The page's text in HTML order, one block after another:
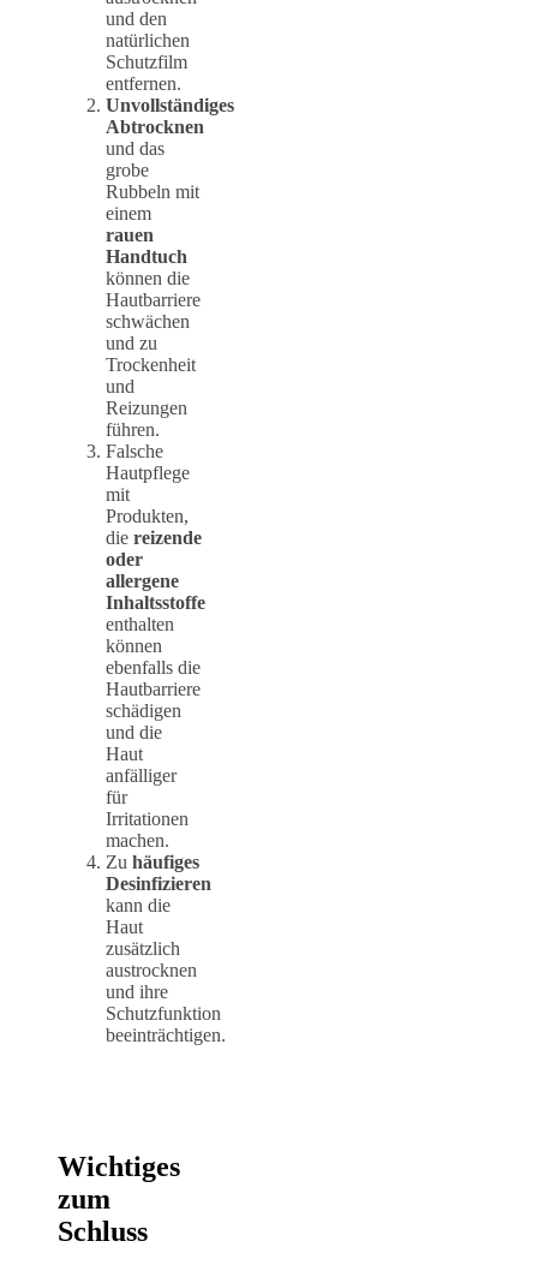
und den
natürlichen
Schutzfilm
entfernen.
Unvollständiges
Abtrocknen
und das
grobe
Rubbeln mit
einem
rauen
Handtuch
können die
Hautbarriere
schwächen
und zu
Trockenheit
und
Reizungen
führen.
Falsche
Hautpflege
mit
Produkten,
die reizende
oder
allergene
Inhaltsstoffe
enthalten
können
ebenfalls die
Hautbarriere
schädigen
und die
Haut
anfälliger
für
Irritationen
machen.
Zu häufiges
Desinfizieren
kann die
Haut
zusätzlich
austrocknen
und ihre
Schutzfunktion
beeinträchtigen.
Wichtiges
zum
Schluss